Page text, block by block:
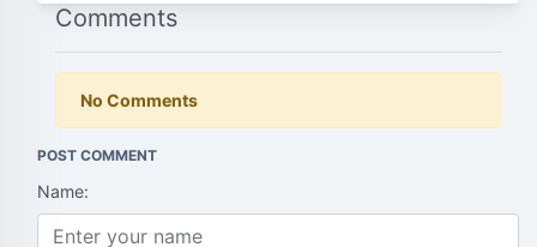
Comments
No Comments
POST COMMENT
Name: